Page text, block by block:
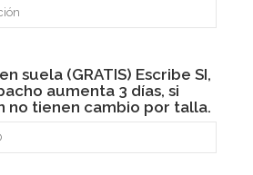
suela (GRATIS) Escribe SI,
aumenta 3 días, si
no tienen cambio por talla.